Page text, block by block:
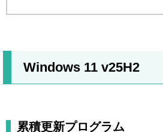
Windows 11 v25H2
累積更新プログラム